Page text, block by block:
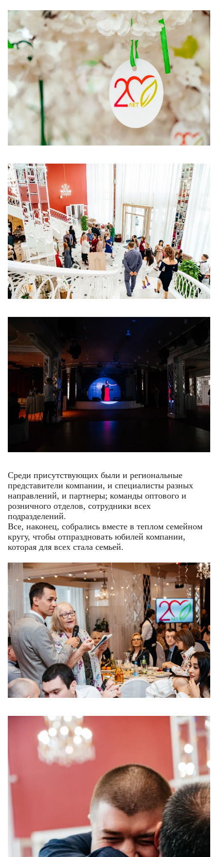
Среди присутствующих были и региональные
представители компании, и специалисты разных
направлений, и партнеры; команды оптового и
розничного отделов, сотрудники всех
подразделений.
Все, наконец, собрались вместе в теплом семейном
кругу, чтобы отпраздновать юбилей компании,
которая для всех стала семьей.